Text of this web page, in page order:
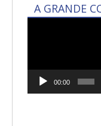
A GRANDE
00:00